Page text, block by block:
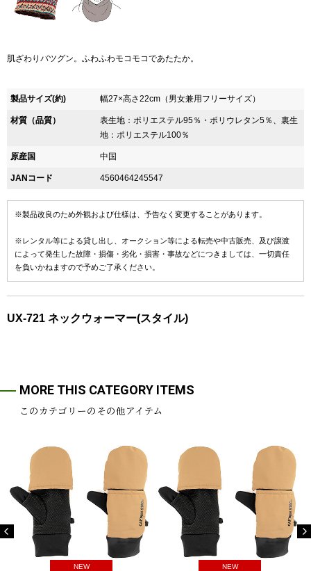
肌ざわりバツグン。ふわふわモコモコであたたか。
製品サイズ(約) 幅27×高さ22cm（男女兼用フリーサイズ）
材質（品質）
表生地：ポリエステル95％・ポリウレタン5％、裏生
地：ポリエステル100％
原産国 中国
JANコード 4560464245547
※製品改良のため外観および仕様は、予告なく変更することがあります。
※レンタル等による貸し出し、オークション等による転売や中古販売、及び譲渡
によって発生した故障・損傷・劣化・損害・事故などにつきましては、一切責任
を負いかねますので予めご了承ください。
UX-721 ネックウォーマー(スタイル)
MORE THIS CATEGORY ITEMS
このカテゴリーのその他アイテム
NEW NEW